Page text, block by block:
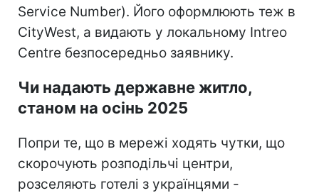
Service Number). Його оформлюють теж в
CityWest, а видають у локальному Intreo
Centre безпосередньо заявнику.
Чи надають державне житло,
станом на осінь 2025
Попри те, що в мережі ходять чутки, що
скорочують розподільчі центри,
розселяють готелі з українцями -